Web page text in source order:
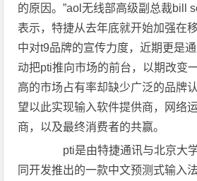
的原因。”aol无线部高级副总裁bill
表示，特捷从去年底就开始加强在
中对t9品牌的宣传力度，近期更是
动把pti推向市场的前台，以期改变
高的市场占有率却缺少广泛的品牌
望以此实现输入软件提供商，网络
商，以及最终消费者的共赢。
pti是由特捷通讯与北京大学
同开发推出的一款中文预测式输入